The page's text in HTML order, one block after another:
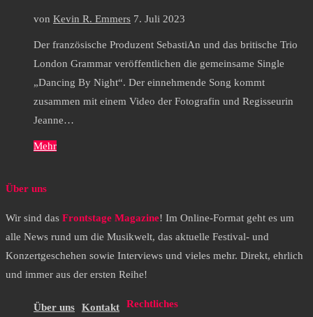
von Kevin R. Emmers 7. Juli 2023
Der französische Produzent SebastiAn und das britische Trio
London Grammar veröffentlichen die gemeinsame Single
„Dancing By Night“. Der einnehmende Song kommt
zusammen mit einem Video der Fotografin und Regisseurin
Jeanne…
Mehr
Über uns
Wir sind das Frontstage Magazine! Im Online-Format geht es um
alle News rund um die Musikwelt, das aktuelle Festival- und
Konzertgeschehen sowie Interviews und vieles mehr. Direkt, ehrlich
und immer aus der ersten Reihe!
Über uns Kontakt Rechtliches